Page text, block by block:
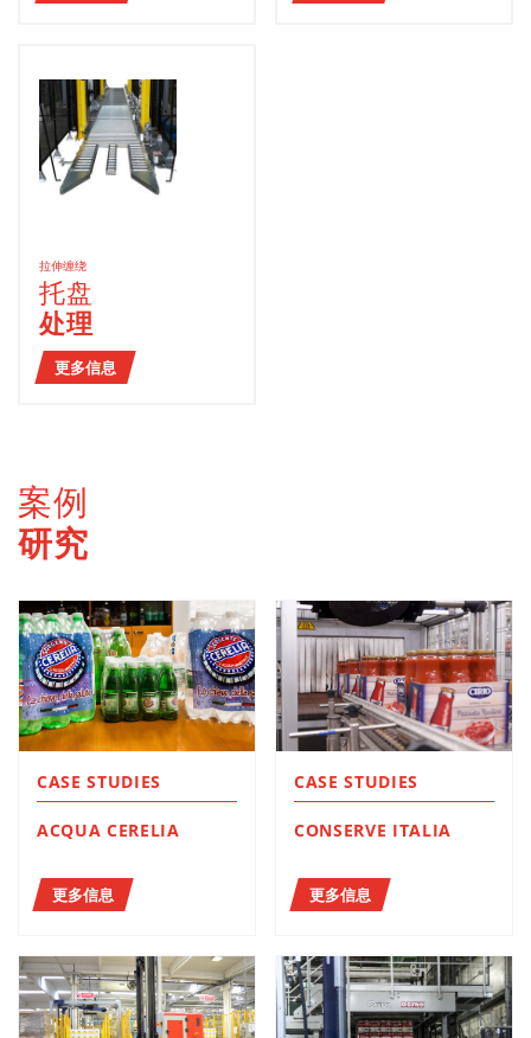
拉伸缠绕
托盘
处理
更多信息
案例
研究
CASE STUDIES
ACQUA CERELIA
更多信息
CASE STUDIES
CONSERVE ITALIA
更多信息